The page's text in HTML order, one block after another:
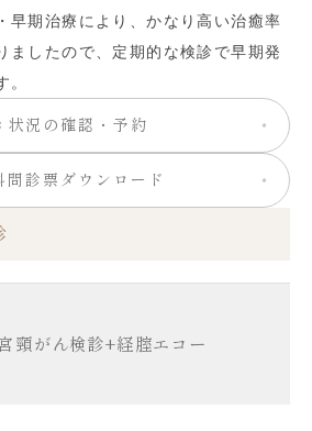
早期治療により、かなり高い治癒率
ましたので、定期的な検診で早期発
。
状況の確認・予約
問診票ダウンロード
頸がん検診+経腟エコー